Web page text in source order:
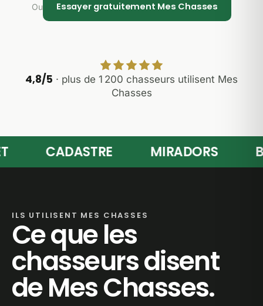
Ou Essayer gratuitement Mes Chasses
4,8/5 · plus de 1 200 chasseurs utilisent Mes
Chasses
CADASTRE MIRADORS
ILS UTILISENT MES CHASSES
Ce que les
chasseurs disent
de Mes Chasses.